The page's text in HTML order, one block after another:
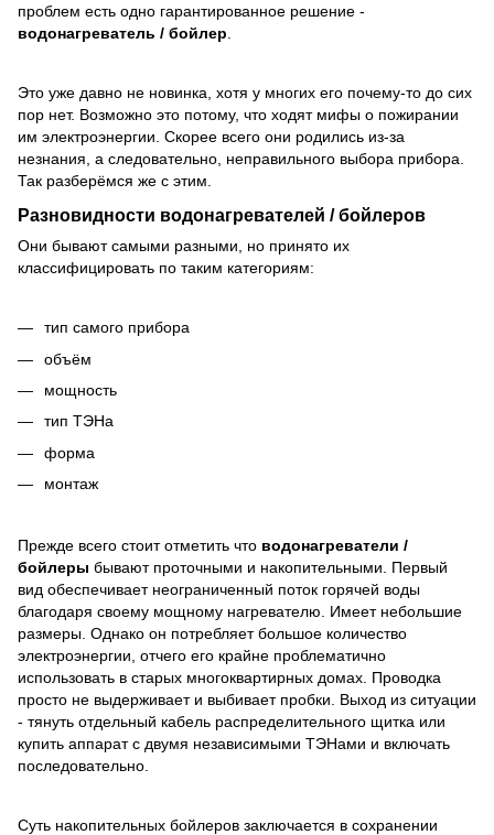
проблем есть одно гарантированное решение -
водонагреватель / бойлер.
Это уже давно не новинка, хотя у многих его почему-то до сих
пор нет. Возможно это потому, что ходят мифы о пожирании
им электроэнергии. Скорее всего они родились из-за
незнания, а следовательно, неправильного выбора прибора.
Так разберёмся же с этим.
Разновидности водонагревателей / бойлеров
Они бывают самыми разными, но принято их
классифицировать по таким категориям:
тип самого прибора
объём
мощность
тип ТЭНа
форма
монтаж
Прежде всего стоит отметить что водонагреватели /
бойлеры бывают проточными и накопительными. Первый
вид обеспечивает неограниченный поток горячей воды
благодаря своему мощному нагревателю. Имеет небольшие
размеры. Однако он потребляет большое количество
электроэнергии, отчего его крайне проблематично
использовать в старых многоквартирных домах. Проводка
просто не выдерживает и выбивает пробки. Выход из ситуации
- тянуть отдельный кабель распределительного щитка или
купить аппарат с двумя независимыми ТЭНами и включать
последовательно.
Суть накопительных бойлеров заключается в сохранении